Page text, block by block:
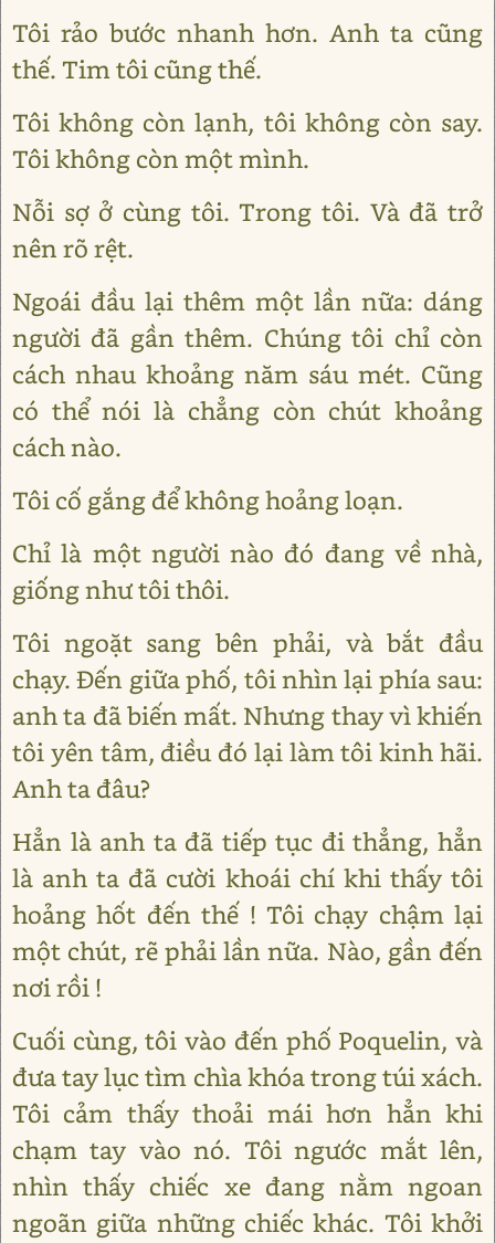
Tôi rảo bước nhanh hơn. Anh ta cũng
thế. Tim tôi cũng thế.
Tôi không còn lạnh, tôi không còn say.
Tôi không còn một mình.
Nỗi sợ ở cùng tôi. Trong tôi. Và đã trở
nên rõ rệt.
Ngoái đầu lại thêm một lần nữa: dáng
người đã gần thêm. Chúng tôi chỉ còn
cách nhau khoảng năm sáu mét. Cũng
có thể nói là chẳng còn chút khoảng
cách nào.
Tôi cố gắng để không hoảng loạn.
Chỉ là một người nào đó đang về nhà,
giống như tôi thôi.
Tôi ngoặt sang bên phải, và bắt đầu
chạy. Đến giữa phố, tôi nhìn lại phía sau:
anh ta đã biến mất. Nhưng thay vì khiến
tôi yên tâm, điều đó lại làm tôi kinh hãi.
Anh ta đâu?
Hẳn là anh ta đã tiếp tục đi thẳng, hẳn
là anh ta đã cười khoái chí khi thấy tôi
hoảng hốt đến thế ! Tôi chạy chậm lại
một chút, rẽ phải lần nữa. Nào, gần đến
nơi rồi !
Cuối cùng, tôi vào đến phố Poquelin, và
đưa tay lục tìm chìa khóa trong túi xách.
Tôi cảm thấy thoải mái hơn hẳn khi
chạm tay vào nó. Tôi ngước mắt lên,
nhìn thấy chiếc xe đang nằm ngoan
ngoãn giữa những chiếc khác. Tôi khởi